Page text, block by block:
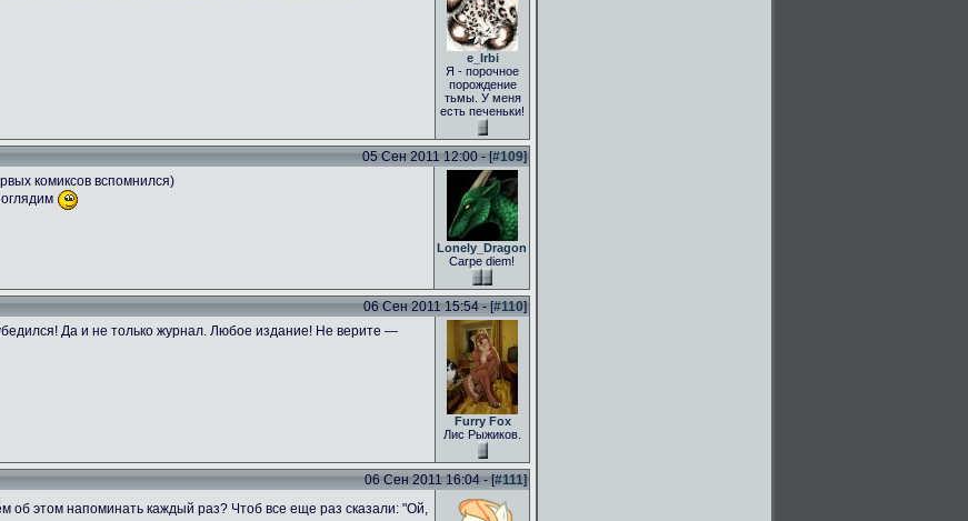
e_Irbi
Я - порочное
порождение
тьмы. У меня
есть печеньки!
05 Сен 2011 12:00 - [#109]
комиксов вспомнился)
Lonely_Dragon
Carpe diem!
06 Сен 2011 15:54 - [#110]
Да и не только журнал. Любое издание! Не верите —
Furry Fox
Лис Рыжиков.
06 Сен 2011 16:04 - [#111]
об этом напоминать каждый раз? Чтоб все еще раз сказали: "Ой,